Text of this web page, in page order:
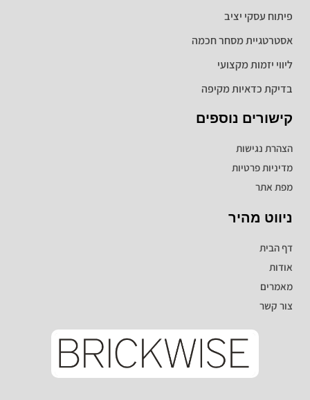
ניווט מהיר
דף הבית
אודות
מאמרים
צור קשר
קישורים נוספים
הצהרת נגישות
מדיניות פרטיות
מפת אתר
פיתוח עסקי יציב
אסטרטגיית מסחר חכמה
ליווי יזמות מקצועי
בדיקת כדאיות מקיפה